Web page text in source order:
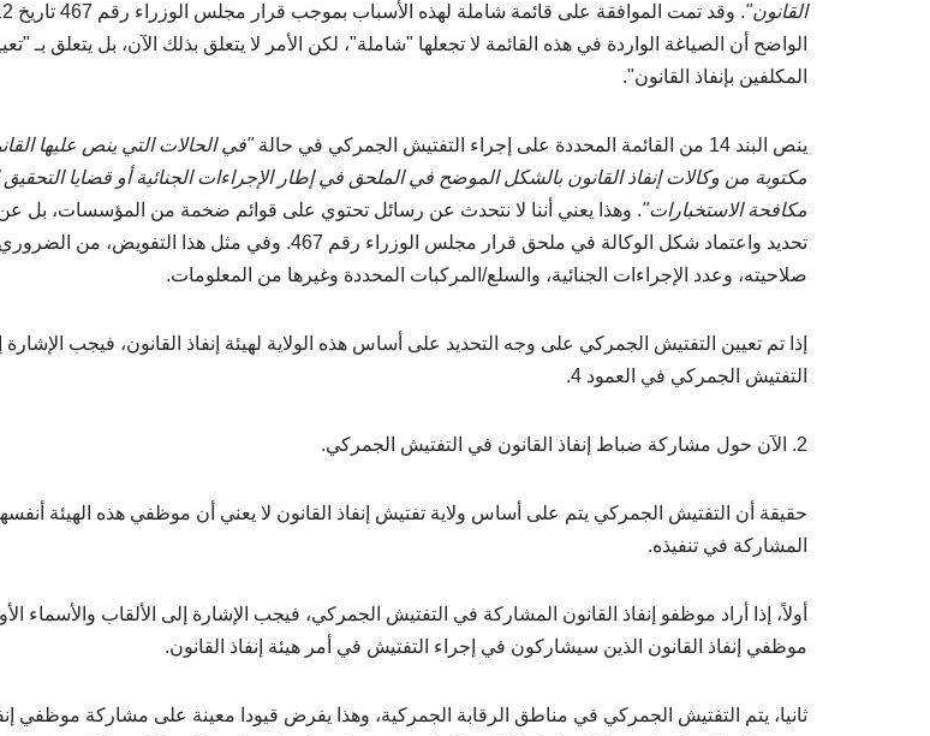
القانون"
الواضح أن الصياغة الواردة في هذه القائمة لا تجعلها "شاملة"، لكن الأمر لا يتعلق بذلك الآن، بل يتعلق بـ
المكلفين بإنفاذ القانون".
ينص البند 14 من القائمة المحددة على إجراء التفتيش الجمركي في حالة
"في الحالات التي ينص عليها
مكتوبة من وكالات إنفاذ القانون بالشكل الموضح في الملحق في إطار الإجراءات الجنائية أو قضايا التحقيق
مكافحة الاستخبارات". وهذا يعني أننا لا نتحدث عن رسائل تحتوي على قوائم ضخمة من المؤسسات، بل عن
تحديد واعتماد شكل الوكالة في ملحق قرار مجلس الوزراء رقم 467. وفي مثل هذا
صلاحيته، وعدد الإجراءات الجنائية، والسلع/المركبات المحددة وغيرها من المعلومات.
إذا تم تعيين التفتيش الجمركي على وجه التحديد على أساس هذه الولاية لهيئة إنفاذ القانون، فيجب
التفتيش الجمركي في العمود 4.
2. الآن حول مشاركة ضباط إنفاذ القانون في التفتيش الجمركي.
حقيقة أن التفتيش الجمركي يتم على أساس ولاية تفتيش إنفاذ القانون لا يعني أن موظفي هذه الهيئة
المشاركة في تنفيذه.
أولاً، إذا أراد موظفو إنفاذ القانون المشاركة في التفتيش الجمركي، فيجب الإشارة إلى الألقاب والأسماء
موظفي إنفاذ القانون الذين سيشاركون في إجراء التفتيش في أمر هيئة إنفاذ القانون.
ثانيا، يتم التفتيش الجمركي في مناطق الرقابة الجمركية، وهذا يفرض قيودا معينة على مشاركة موظفي